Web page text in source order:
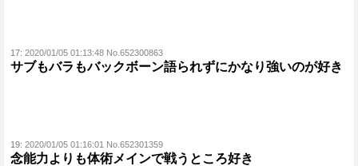
17: 2020/01/05 01:13:48 No.652300863
サブもバラもバックボーン語られずにかなり強いのが好き
19: 2020/01/05 01:16:01 No.652301359
念能力よりも体術メインで戦うところ好き